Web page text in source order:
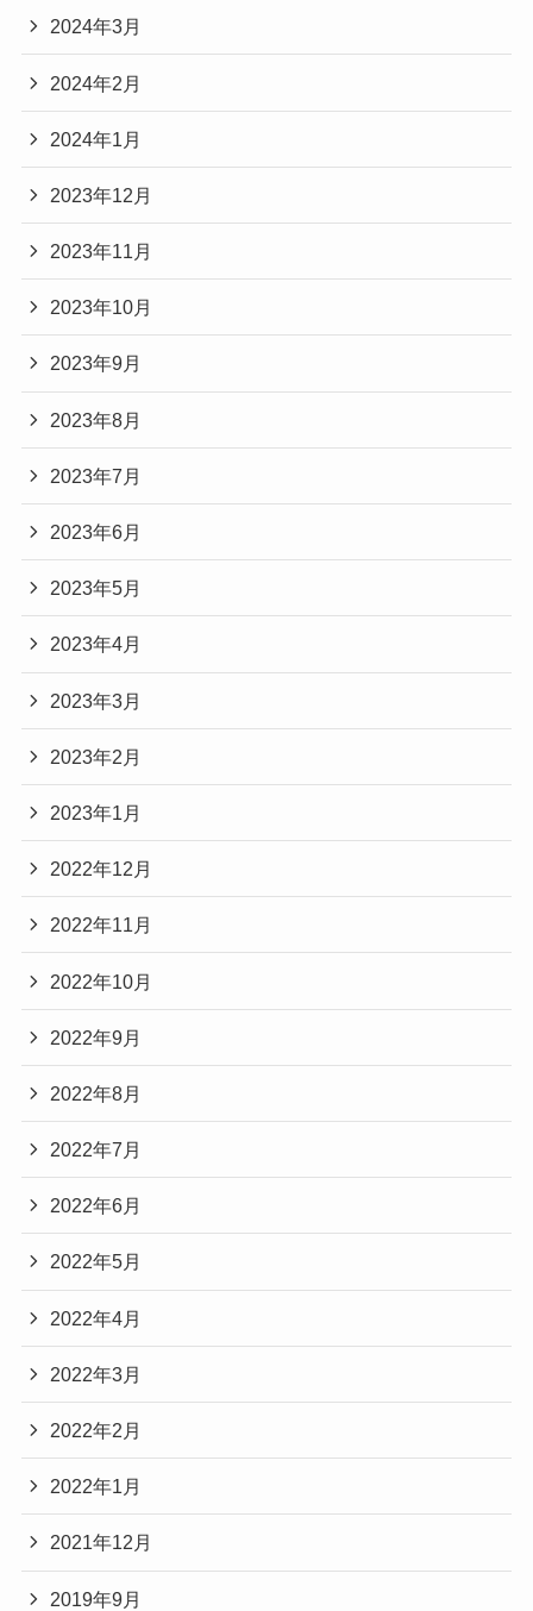
2024年3月
2024年2月
2024年1月
2023年12月
2023年11月
2023年10月
2023年9月
2023年8月
2023年7月
2023年6月
2023年5月
2023年4月
2023年3月
2023年2月
2023年1月
2022年12月
2022年11月
2022年10月
2022年9月
2022年8月
2022年7月
2022年6月
2022年5月
2022年4月
2022年3月
2022年2月
2022年1月
2021年12月
2019年9月